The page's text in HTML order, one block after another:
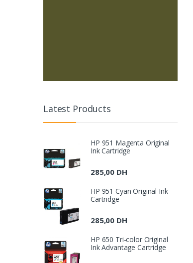
Latest Products
HP 951 Magenta Original
Ink Cartridge
285,00 DH
HP 951 Cyan Original Ink
Cartridge
285,00 DH
HP 650 Tri-color Original
Ink Advantage Cartridge